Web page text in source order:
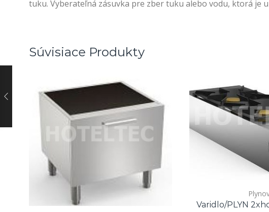
tuku. Vyberateľná zásuvka pre zber tuku alebo vodu, ktorá je
Súvisiace Produkty
Varidlo/PLYN